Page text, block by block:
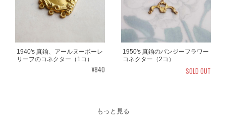
1940's 真鍮、アールヌーボーレ
リーフのコネクター（1コ）
¥840
1950's 真鍮のパンジーフラワー
コネクター（2コ）
SOLD OUT
もっと見る